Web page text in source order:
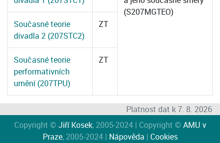
(S207MGTEO)
Současné teorie
divadla 2 (207STC2)
ZT
Současné teorie
performativních
umění (207TPU)
ZT
Platnost dat k 7. 8. 2026
Copyright © Jiří Kosek, 2005-2024 | Copyright © AMU v
Praze, 2005-2024 | Nápověda | Cookies